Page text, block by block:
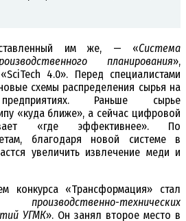
им же, — «Система
планирования»,
4.0». Перед специалистами
схемы распределения сырья на
Раньше сырье
«куда ближе», а сейчас цифровой
«где эффективнее». По
благодаря новой системе в
увеличить извлечение меди и
конкурса «Трансформация» стал
производственно-технических
УГМК». Он занял второе место в